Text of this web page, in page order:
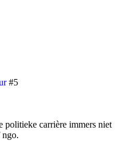
#5
politieke carrière immers niet
ngo.